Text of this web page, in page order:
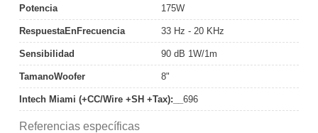
Potencia 175W
RespuestaEnFrecuencia 33 Hz - 20 KHz
Sensibilidad 90 dB 1W/1m
TamanoWoofer 8"
Intech Miami (+CC/Wire +SH +Tax):__ 696
Referencias específicas